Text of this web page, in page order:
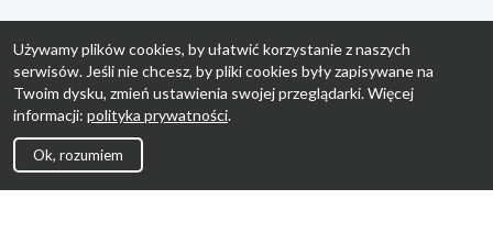
Używamy plików cookies, by ułatwić korzystanie z naszych
serwisów. Jeśli nie chcesz, by pliki cookies były zapisywane na
Twoim dysku, zmień ustawienia swojej przeglądarki. Więcej
informacji: polityka prywatności.
Ok, rozumiem